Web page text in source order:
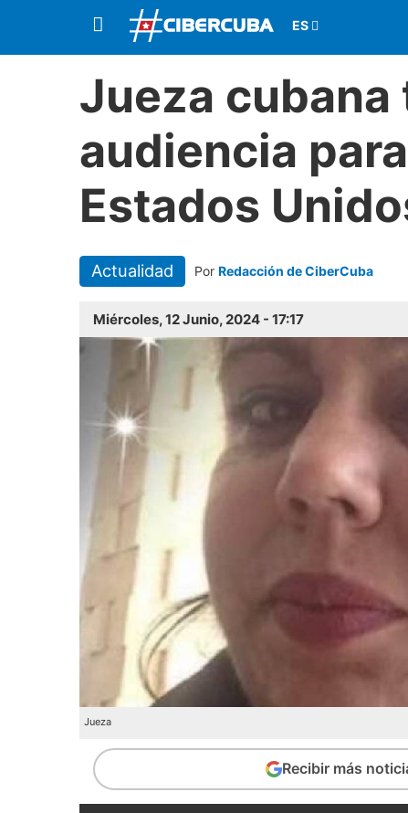
Jueza
audiencia
Estados
Actualidad Por Redacción de CiberCuba
Miércoles, 12 Junio, 2024 - 17:17
Jueza
Recibir más